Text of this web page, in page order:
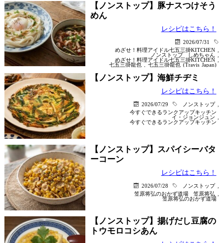
【ノンストップ】豚ナスつけそう
めん
レシピはこちら！
2026/07/31
めざせ！料理アイドル七五三掛KITCHEN
ノンストップ
しめちゃん
,
めざせ！料理アイドル七五三掛KITCHEN ,
七五三掛龍也
七五三掛龍也 (Travis Japan)
【ノンストップ】海鮮チヂミ
レシピはこちら！
2026/07/29 ノンストップ
今すぐできるランクアップキッチン
イ・ジョンジュン
今すぐできるランクアップキッチン
【ノンストップ】スパイシーバタ
ーコーン
レシピはこちら！
2026/07/28 ノンストップ
笠原将弘のおかず道場
笠原将弘
笠原将弘のおかず道場
【ノンストップ】揚げだし豆腐の
トウモロコシあん